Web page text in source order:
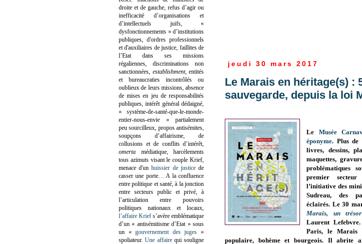
jeudi 30 mars 2017
Le Marais en héritage(s) :
sauvegarde, depuis la loi
Le Musée
éponyme. Plus de
livres, dessins,
maquettes,
problématiques
premier
l’initiative des
Sudreau, des
éclairés. Le 30
Marais, un
Laurent
Paris, le Marais
populaire, bohème et bourgeois. Il abrite
droite et de gauche, refus d’agir ou
inefficacité d’organisations et
d’intellectuels juifs, «
dysfonctionnements » d’institutions
publiques, d'ordres professionnels
et d'auxiliaires de justice, faillites de
l’Etat dans ses missions
régaliennes, discriminations non
sanctionnées, establishment, entités
et bureaucraties incontrôlés ou
oublieux de leurs missions, absence
de mises en jeu de responsabilités
publiques, intérêt général dédaigné,
« système-de-santé-que-le-monde-
entier-nous-envie » partialement
peu sourcilleux, propos antisémites,
soupçons d’affairisme, de
collusions et de conflits d’intérêt,
omerta médiatique, harcèlements
tous azimuts visant le couple Krief,
menace d'unhuissier de justicede
casser une porte… A la confluence
entre politique et santé, à la jonction
entre secteurs public et privé, à
l’articulation entre pouvoirs
politiques nationaux et locaux,
l’affaire Krief s’avère emblématique
d’un « antisémitisme d’Etat » sous
un «gouvernement des juges »
spoliateur.Une affairequi souligne